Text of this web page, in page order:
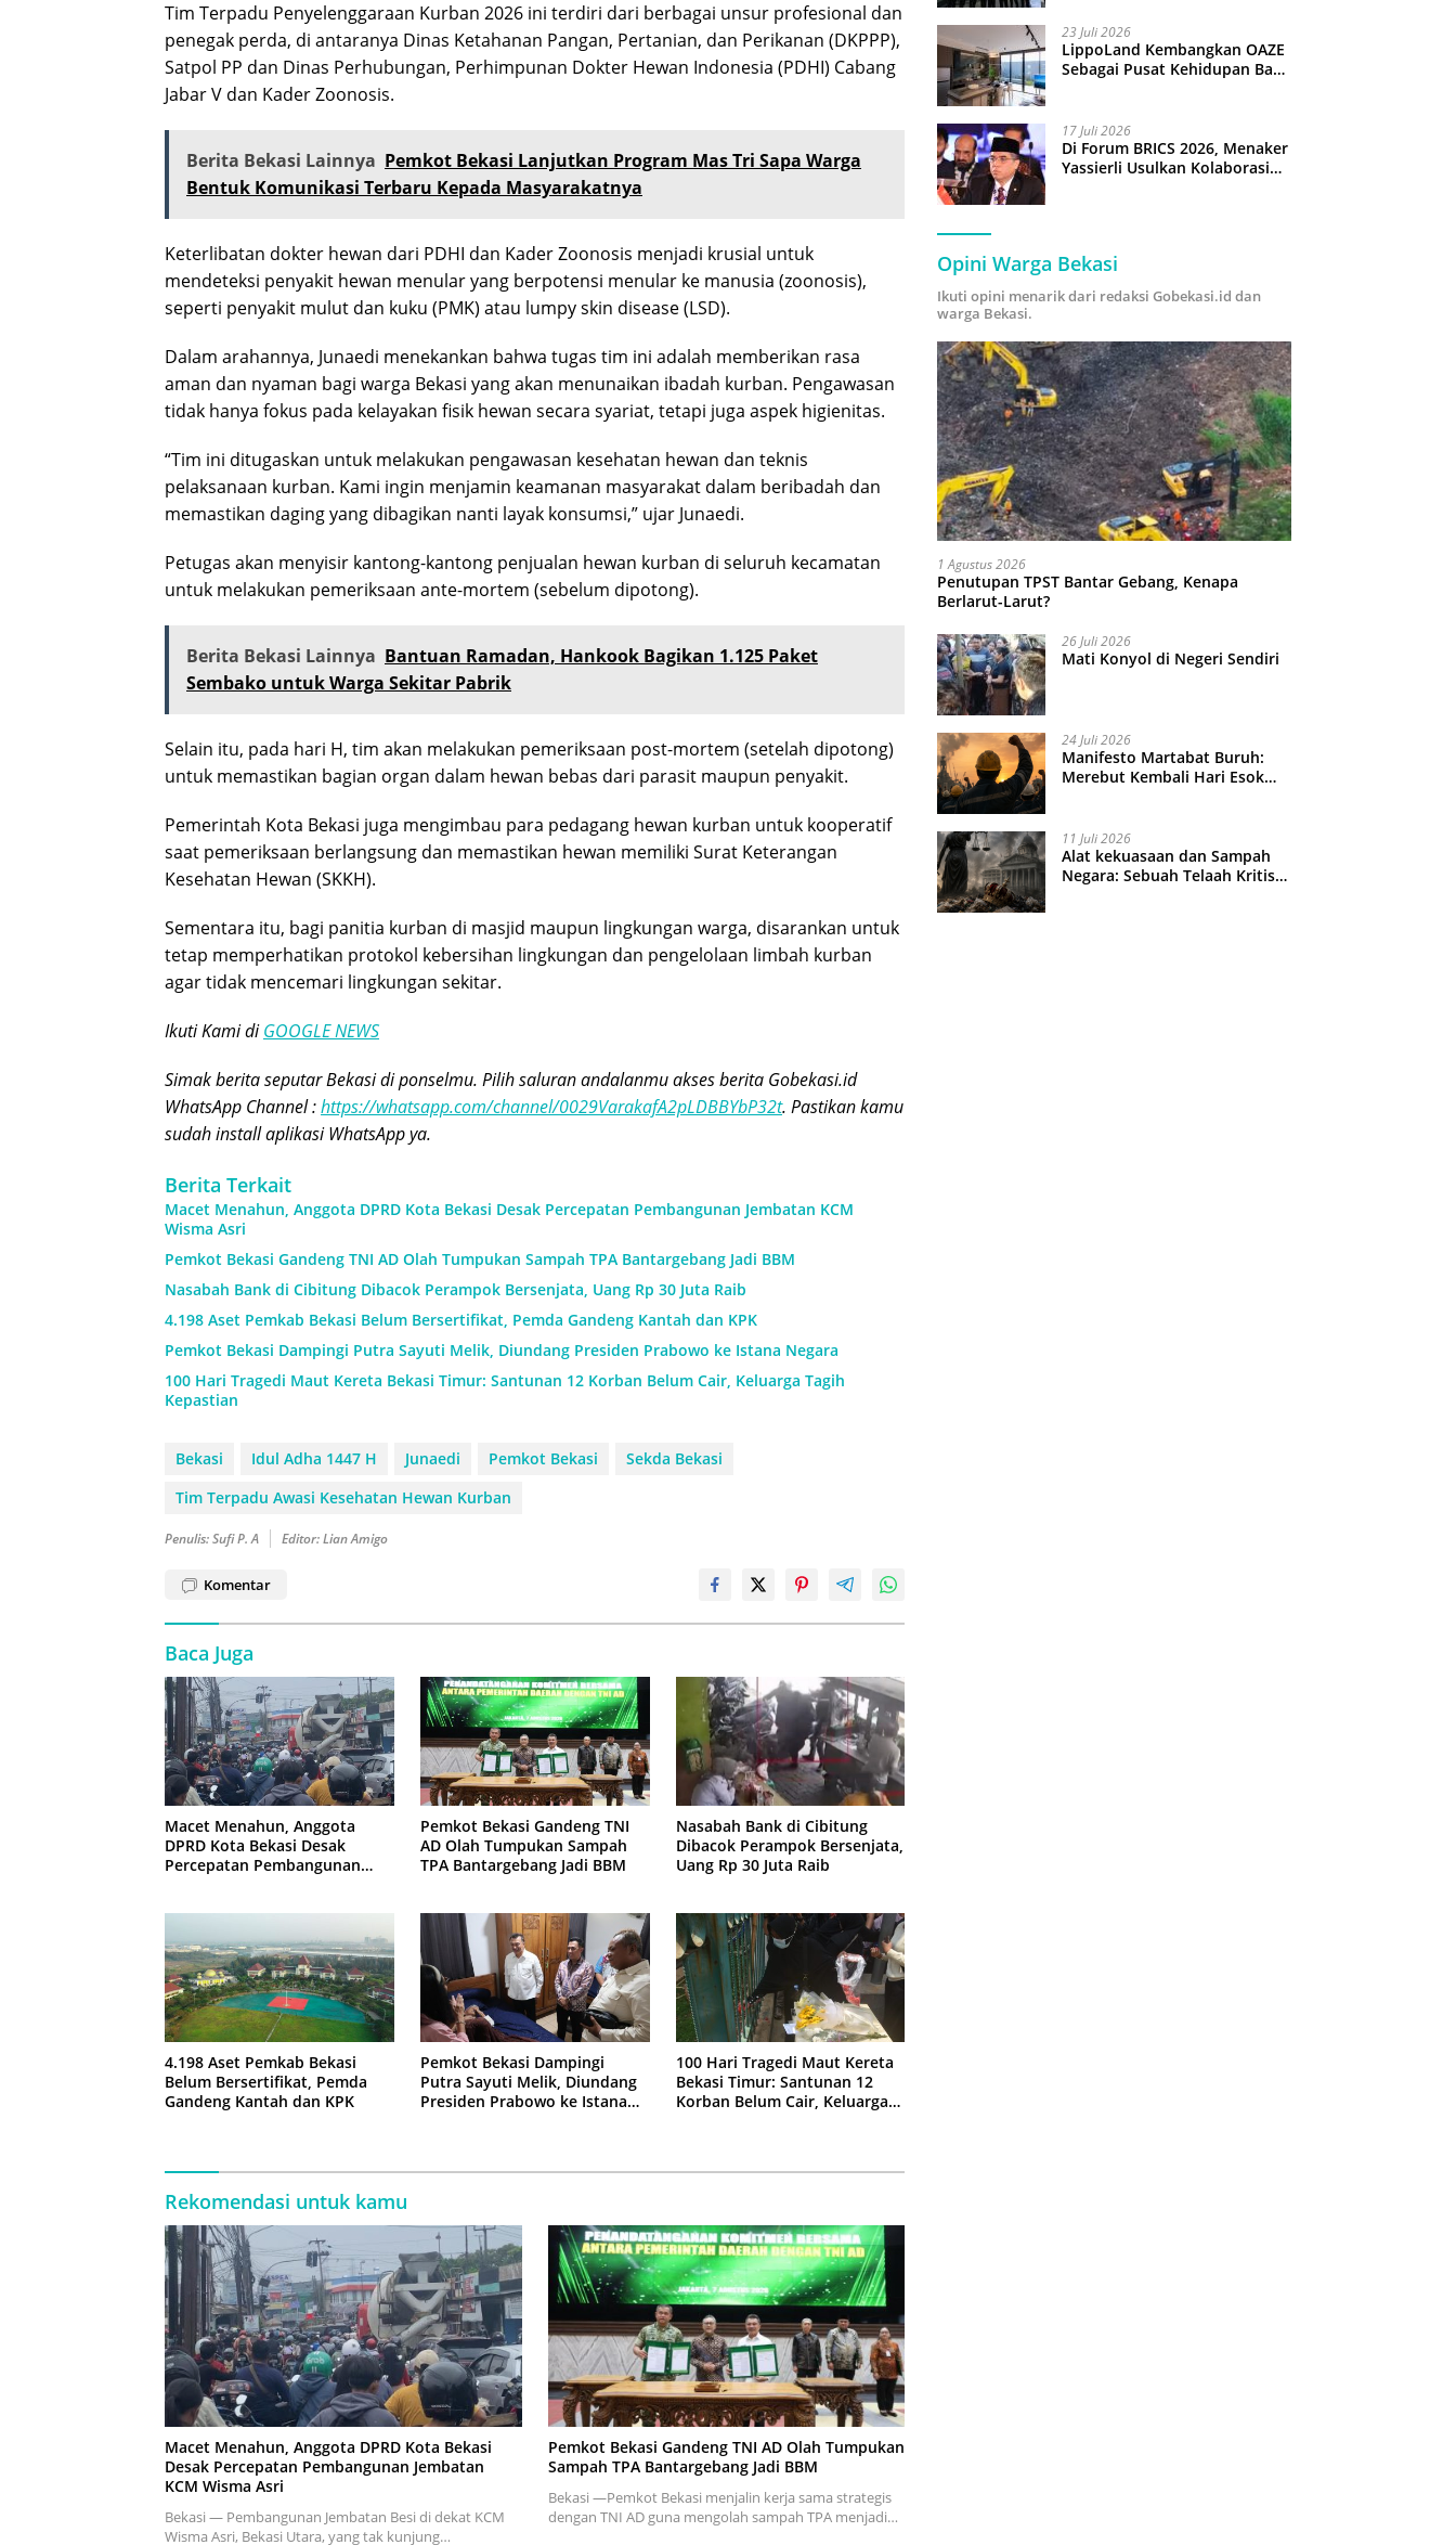
Tim Terpadu Penyelenggaraan Kurban 2026 ini terdiri dari berbagai unsur profesional dan
penegak perda, di antaranya Dinas Ketahanan Pangan, Pertanian, dan Perikanan (DKPPP),
Satpol PP dan Dinas Perhubungan, Perhimpunan Dokter Hewan Indonesia (PDHI) Cabang
Jabar V dan Kader Zoonosis.
Berita Bekasi Lainnya Pemkot Bekasi Lanjutkan Program Mas Tri Sapa Warga
Bentuk Komunikasi Terbaru Kepada Masyarakatnya
Keterlibatan dokter hewan dari PDHI dan Kader Zoonosis menjadi krusial untuk
mendeteksi penyakit hewan menular yang berpotensi menular ke manusia (zoonosis),
seperti penyakit mulut dan kuku (PMK) atau lumpy skin disease (LSD).
Dalam arahannya, Junaedi menekankan bahwa tugas tim ini adalah memberikan rasa
aman dan nyaman bagi warga Bekasi yang akan menunaikan ibadah kurban. Pengawasan
tidak hanya fokus pada kelayakan fisik hewan secara syariat, tetapi juga aspek higienitas.
“Tim ini ditugaskan untuk melakukan pengawasan kesehatan hewan dan teknis
pelaksanaan kurban. Kami ingin menjamin keamanan masyarakat dalam beribadah dan
memastikan daging yang dibagikan nanti layak konsumsi,” ujar Junaedi.
Petugas akan menyisir kantong-kantong penjualan hewan kurban di seluruh kecamatan
untuk melakukan pemeriksaan ante-mortem (sebelum dipotong).
Berita Bekasi Lainnya Bantuan Ramadan, Hankook Bagikan 1.125 Paket
Sembako untuk Warga Sekitar Pabrik
Selain itu, pada hari H, tim akan melakukan pemeriksaan post-mortem (setelah dipotong)
untuk memastikan bagian organ dalam hewan bebas dari parasit maupun penyakit.
Pemerintah Kota Bekasi juga mengimbau para pedagang hewan kurban untuk kooperatif
saat pemeriksaan berlangsung dan memastikan hewan memiliki Surat Keterangan
Kesehatan Hewan (SKKH).
Sementara itu, bagi panitia kurban di masjid maupun lingkungan warga, disarankan untuk
tetap memperhatikan protokol kebersihan lingkungan dan pengelolaan limbah kurban
agar tidak mencemari lingkungan sekitar.
Ikuti Kami diGOOGLE NEWS
Simak berita seputar Bekasi di ponselmu. Pilih saluran andalanmu akses berita Gobekasi.id
WhatsApp Channel :https://whatsapp.com/channel/0029VarakafA2pLDBBYbP32t. Pastikan kamu
sudah install aplikasi WhatsApp ya.
Berita Terkait
Macet Menahun, Anggota DPRD Kota Bekasi Desak Percepatan Pembangunan Jembatan KCM
Wisma Asri
Pemkot Bekasi Gandeng TNI AD Olah Tumpukan Sampah TPA Bantargebang Jadi BBM
Nasabah Bank di Cibitung Dibacok Perampok Bersenjata, Uang Rp 30 Juta Raib
4.198 Aset Pemkab Bekasi Belum Bersertifikat, Pemda Gandeng Kantah dan KPK
Pemkot Bekasi Dampingi Putra Sayuti Melik, Diundang Presiden Prabowo ke Istana Negara
100 Hari Tragedi Maut Kereta Bekasi Timur: Santunan 12 Korban Belum Cair, Keluarga Tagih
Kepastian
Bekasi Idul Adha 1447 H Junaedi Pemkot Bekasi
Sekda Bekasi
Tim Terpadu Awasi Kesehatan Hewan Kurban
Penulis: Sufi P. A Editor: Lian Amigo
Komentar
Baca Juga
Macet Menahun, Anggota
DPRD Kota Bekasi Desak
Percepatan Pembangunan
Pemkot Bekasi Gandeng TNI
AD Olah Tumpukan Sampah
TPA Bantargebang Jadi BBM
Nasabah Bank di Cibitung
Dibacok Perampok Bersenjata,
Uang Rp 30 Juta Raib
4.198 Aset Pemkab Bekasi
Belum Bersertifikat, Pemda
Gandeng Kantah dan KPK
Pemkot Bekasi Dampingi
Putra Sayuti Melik, Diundang
Presiden Prabowo ke Istana
100 Hari Tragedi Maut Kereta
Bekasi Timur: Santunan 12
Korban Belum Cair, Keluarga
Rekomendasi untuk kamu
Macet Menahun, Anggota DPRD Kota Bekasi
Desak Percepatan Pembangunan Jembatan
KCM Wisma Asri
Bekasi — Pembangunan Jembatan Besi di dekat KCM
Wisma Asri, Bekasi Utara, yang tak kunjung…
Pemkot Bekasi Gandeng TNI AD Olah Tumpukan
Sampah TPA Bantargebang Jadi BBM
Bekasi —Pemkot Bekasi menjalin kerja sama strategis
dengan TNI AD guna mengolah sampah TPA menjadi…
23 Juli 2026
LippoLand Kembangkan OAZE
Sebagai Pusat Kehidupan Baru
17 Juli 2026
Di Forum BRICS 2026, Menaker
Yassierli Usulkan Kolaborasi
Opini Warga Bekasi
Ikuti opini menarik dari redaksi Gobekasi.id dan
warga Bekasi.
1 Agustus 2026
Penutupan TPST Bantar Gebang, Kenapa
Berlarut-Larut?
26 Juli 2026
Mati Konyol di Negeri Sendiri
24 Juli 2026
Manifesto Martabat Buruh:
Merebut Kembali Hari Esok
11 Juli 2026
Alat kekuasaan dan Sampah
Negara: Sebuah Telaah Kritis